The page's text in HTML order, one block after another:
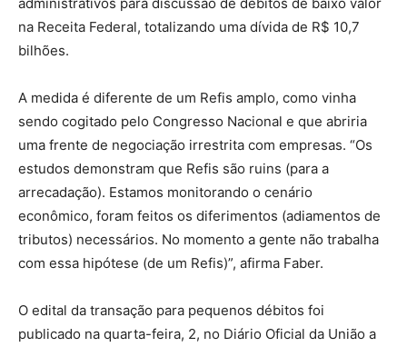
na Receita Federal, totalizando uma dívida de R$ 10,7
bilhões.
A medida é diferente de um Refis amplo, como vinha
sendo cogitado pelo Congresso Nacional e que abriria
uma frente de negociação irrestrita com empresas. “Os
estudos demonstram que Refis são ruins (para a
arrecadação). Estamos monitorando o cenário
econômico, foram feitos os diferimentos (adiamentos de
tributos) necessários. No momento a gente não trabalha
com essa hipótese (de um Refis)”, afirma Faber.
O edital da transação para pequenos débitos foi
publicado na quarta-feira, 2, no Diário Oficial da União a